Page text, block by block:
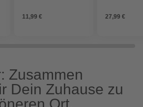
11,99 €
27,99 €
Zusammen
Dein Zuhause zu